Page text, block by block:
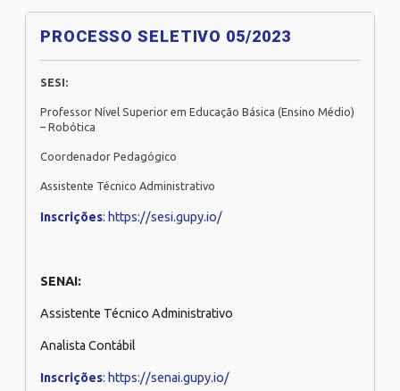
PROCESSO SELETIVO 05/2023
SESI:
Professor Nível Superior em Educação Básica (Ensino Médio)
– Robótica
Coordenador Pedagógico
Assistente Técnico Administrativo
Inscrições: https://sesi.gupy.io/
SENAI:
Assistente Técnico Administrativo
Analista Contábil
Inscrições: https://senai.gupy.io/